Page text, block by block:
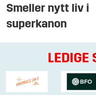
Smeller nytt liv i
superkanon
LEDIGE